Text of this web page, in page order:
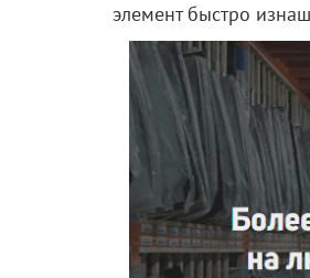
элемент быстро